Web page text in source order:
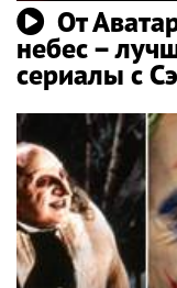
От
небес –
сериалы с